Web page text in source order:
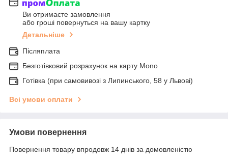
Ви отримаєте замовлення
або гроші повернуться на вашу картку
Детальніше
Післяплата
Безготівковий розрахунок на карту Mono
Готівка (при самовивозі з Липинського, 58 у Львові)
Всі умови оплати
Умови повернення
Повернення товару впродовж 14 днів за домовленістю